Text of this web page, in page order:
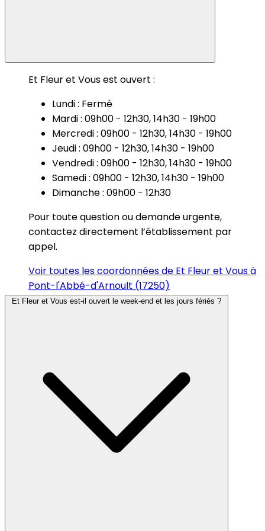
Et Fleur et Vous est ouvert :
Lundi : Fermé
Mardi : 09h00 - 12h30, 14h30 - 19h00
Mercredi : 09h00 - 12h30, 14h30 - 19h00
Jeudi : 09h00 - 12h30, 14h30 - 19h00
Vendredi : 09h00 - 12h30, 14h30 - 19h00
Samedi : 09h00 - 12h30, 14h30 - 19h00
Dimanche : 09h00 - 12h30
Pour toute question ou demande urgente,
contactez directement l’établissement par
appel.
Voir toutes les coordonnées de Et Fleur et Vous à
Pont-l'Abbé-d'Arnoult (17250)
Et Fleur et Vous est-il ouvert le week-end et les jours fériés ?